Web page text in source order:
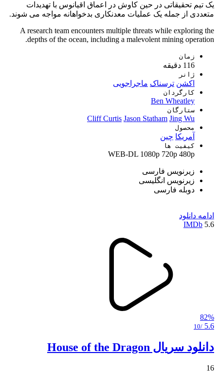
یک تیم تحقیقاتی در حین کاوش در اعماق اقیانوس با تهدیدات
متعددی از جمله یک عملیات معدنکاری بدخواهانه مواجه می شوند.
A research team encounters multiple threats while exploring the
depths of the ocean, including a malevolent mining operation.
زمان
116 دقیقه
ژانر
اکشن ترسناک ماجراجویی
کارگردان
Ben Wheatley
ستارگان
Cliff Curtis Jason Statham Jing Wu
محصول
آمریکا چين
کیفیت ها
WEB-DL 1080p 720p 480p
زیرنویس فارسی
زیرنویس انگلیسی
دوبله فارسی
ادامه دانلود
5.6
IMDb
82%
5.6
/10
دانلود سریال House of the Dragon
16